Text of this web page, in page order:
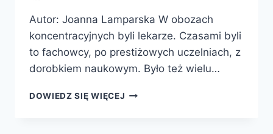
Autor: Joanna Lamparska W obozach
koncentracyjnych byli lekarze. Czasami byli
to fachowcy, po prestiżowych uczelniach, z
dorobkiem naukowym. Było też wielu…
DOWIEDZ SIĘ WIĘCEJ LEKARZE